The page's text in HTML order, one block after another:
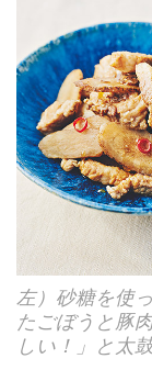
左）砂糖を使
たごぼうと豚
しい！」と太